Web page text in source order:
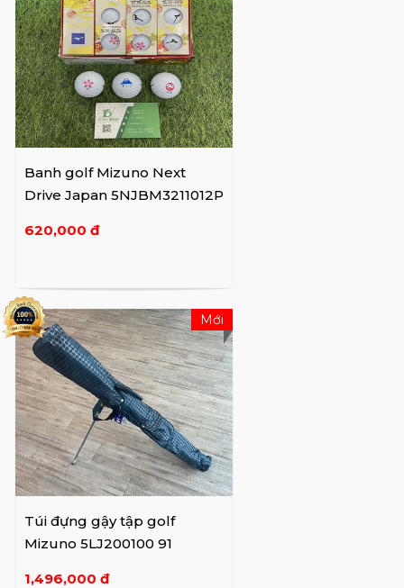
mình.
"Khi chúng tôi ký hợp đồng với người chơi để
đại diện cho chúng tôi - chìa khóa là sự chân
thành và sự nhất quán mà Mizuno áp dụng
vào mọi thứ khác. Sir Nick Faldo đã giành tất
cả sáu major với trang thiết bị Mizuno, và
Luke Donald đã chơi gậy của chúng tôi từ
khi còn rất trẻ và suốt suốt thời gian ở
đến từ dây chuyền sản xuất giống như
giống nhau. Đó là điều làm nổi bật Mizuno
so với tất cả mọi người khác."
Banh golf Mizuno Next
Drive Japan 5NJBM3211012P
620,000 đ
Túi đựng gậy tập golf
Mizuno 5LJ200100 91
1,496,000 đ
Mới